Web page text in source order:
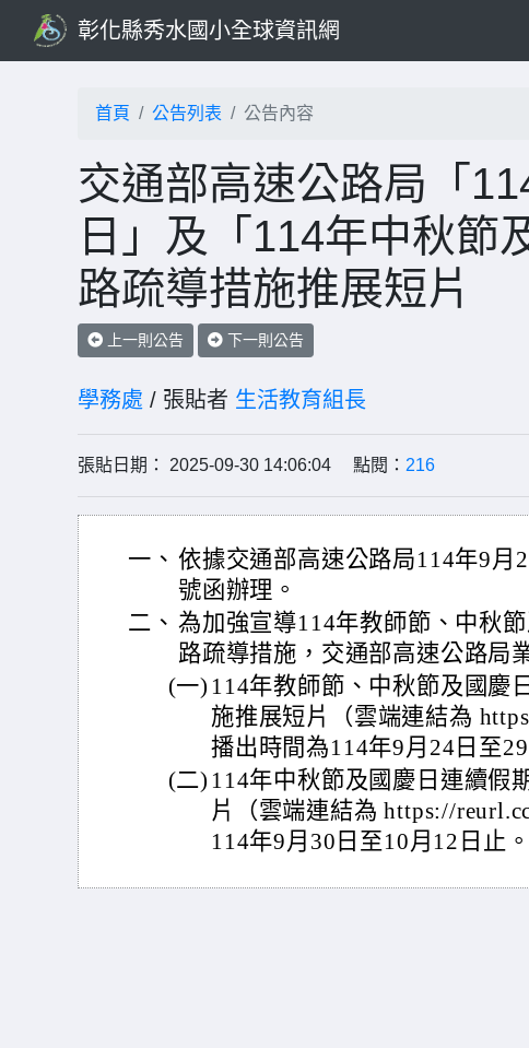
彰化縣秀水國小全球資訊網
首頁 公告列表 公告內容
交通部高速公路局「
日」及「114年中秋節
路疏導措施推展短片
上一則公告 下一則公告
學務處 / 張貼者 生活教育組長
張貼日期： 2025-09-30 14:06:04 點閱： 216
一、 依據交通部高速公路局114年9月
號函辦理。
二、 為加強宣導114年教師節、中秋
路疏導措施，交通部高速公路局
(一) 114年教師節、中秋節及國慶
施推展短片（雲端連結為
播出時間為114年9月24日至29
(二) 114年中秋節及國慶日連續假
片（雲端連結為 https://
114年9月30日至10月12日止。